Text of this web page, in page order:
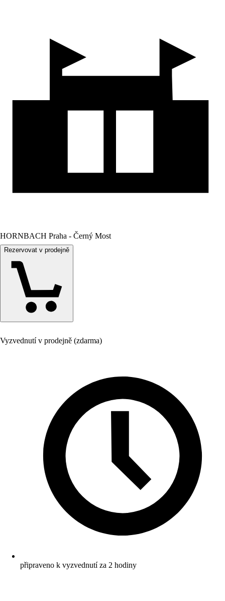
HORNBACH Praha - Černý Most
Rezervovat v prodejně
Vyzvednutí v prodejně (zdarma)
připraveno k vyzvednutí za 2 hodiny